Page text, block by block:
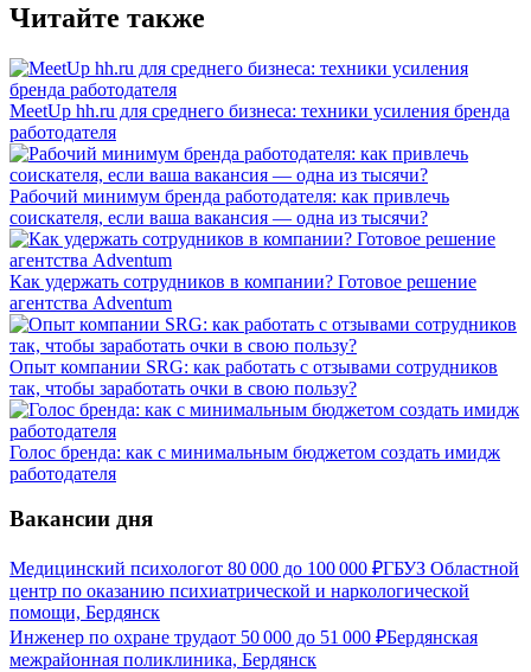
Читайте также
MeetUp hh.ru для среднего бизнеса: техники усиления бренда
работодателя
Рабочий минимум бренда работодателя: как привлечь
соискателя, если ваша вакансия — одна из тысячи?
Как удержать сотрудников в компании? Готовое решение
агентства Adventum
Опыт компании SRG: как работать с отзывами сотрудников
так, чтобы заработать очки в свою пользу?
Голос бренда: как с минимальным бюджетом создать имидж
работодателя
Вакансии дня
Медицинский психологот 80 000 до 100 000 ₽ГБУЗ Областной
центр по оказанию психиатрической и наркологической
помощи, Бердянск
Инженер по охране трудаот 50 000 до 51 000 ₽Бердянская
межрайонная поликлиника, Бердянск